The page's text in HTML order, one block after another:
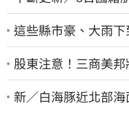
這些縣市豪、大雨
股東注意！三商美
名千張大戶
新／白海豚近北部